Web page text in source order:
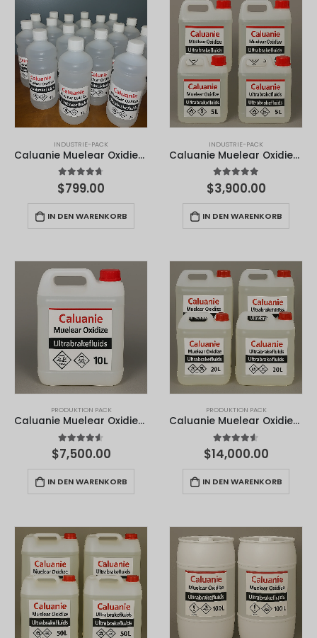
INDUSTRIE-PACK
Caluanie Muelear Oxidieren 1 Liter
4.67von 5
$799.00
IN DEN WARENKORB
INDUSTRIE-PACK
Caluanie Muelear Oxidieren - 5L
4.90von 5
$3,900.00
IN DEN WARENKORB
PRODUKTION PACK
Caluanie Muelear Oxidieren - 10 Liter
4.50von 5
$7,500.00
IN DEN WARENKORB
PRODUKTION PACK
Caluanie Muelear Oxidieren - 20 Liter
4.50von 5
$14,000.00
IN DEN WARENKORB